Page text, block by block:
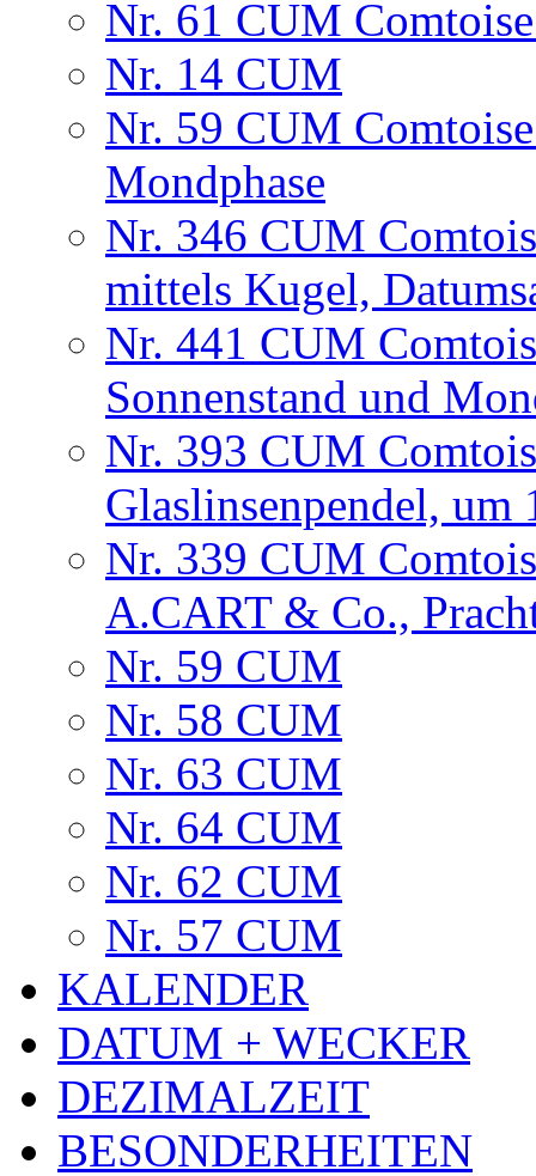
Nr. 61 CUM
Nr. 14 CUM
Nr. 59 CUM
Mondphase
Nr. 346 CUM
mittels Kugel,
Nr. 441 CUM
Sonnenstand und
Nr. 393 CUM
Glaslinsenpendel, um
Nr. 339 CUM
A.CART & Co.,
Nr. 59 CUM
Nr. 58 CUM
Nr. 63 CUM
Nr. 64 CUM
Nr. 62 CUM
Nr. 57 CUM
KALENDER
DATUM + WECKER
DEZIMALZEIT
BESONDERHEITEN